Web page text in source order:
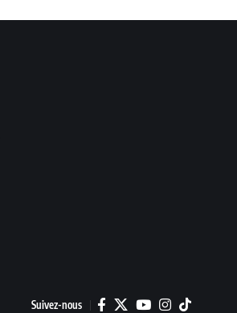
Suivez-nous